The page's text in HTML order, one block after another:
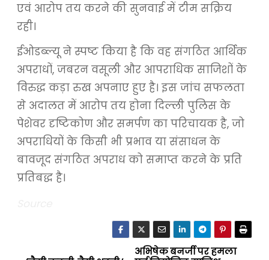
एवं आरोप तय करने की सुनवाई में टीम सक्रिय
रही।
ईओडब्ल्यू ने स्पष्ट किया है कि वह संगठित आर्थिक
अपराधों, जबरन वसूली और आपराधिक साजिशों के
विरुद्ध कड़ा रुख अपनाए हुए है। इस जांच सफलता
से अदालत में आरोप तय होना दिल्ली पुलिस के
पेशेवर दृष्टिकोण और समर्पण का परिचायक है, जो
अपराधियों के किसी भी प्रभाव या संसाधन के
बावजूद संगठित अपराध को समाप्त करने के प्रति
प्रतिबद्ध है।
अभिषेक बनर्जी पर हमला